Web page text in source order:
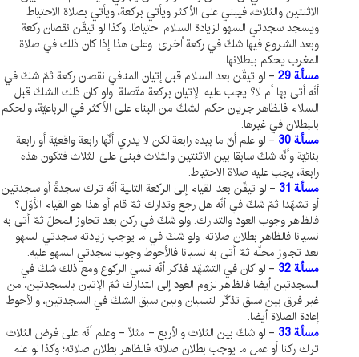
الاثنتين والثلاث، فيبني على الأكثر ويأتي بركعة، ويأتي بصلاة الاحتياط
ويسجد سجدتي السهو لزيادة السلام احتياطا. وكذا لو تيقّن نقصان ركعة
وبعد الشروع فيها شكّ في ركعة اُخرى. وعلى هذا إذا كان ذلك في صلاة
المغرب يحكم ببطلانها.
مسألة 29
- لو تيقّن بعد السلام قبل إتيان المنافي نقصان ركعة ثمّ شكّ في
أنّه أتى بها أم لا؟ يجب عليه الإتيان بركعة متّصلة. ولو كان ذلك الشكّ قبل
السلام فالظاهر جريان حكم الشكّ من البناء على الأكثر في الرباعيّة، والحكم
بالبطلان في غيرها.
مسألة 30
- لو علم أنّ ما بيده رابعة لكن لا يدري أنّها رابعة واقعيّة أو رابعة
بنائيّة وأنّه شكّ سابقا بين الاثنتين والثلاث فبنى على الثلاث فتكون هذه
رابعة، يجب عليه صلاة الاحتياط.
مسألة 31
- لو تيقّن بعد القيام إلى الركعة التالية أنّه ترك سجدةً أو سجدتين
أو تشهّدا ثمّ شكّ في أنّه هل رجع وتدارك ثمّ قام أو هذا هو القيام الأوّل؟
فالظاهر وجوب العود والتدارك. ولو شكّ في ركن بعد تجاوز المحلّ ثمّ أتى به
نسيانا فالظاهر بطلان صلاته. ولو شكّ في ما يوجب زيادته سجدتي السهو
بعد تجاوز محلّه ثمّ أتى به نسيانا فالأحوط وجوب سجدتي السهو عليه.
مسألة 32
- لو كان في التشهّد فذكر أنّه نسي الركوع ومع ذلك شكّ في
السجدتين أيضا فالظاهر لزوم العود إلى التدارك ثمّ الإتيان بالسجدتين، من
غير فرق بين سبق تذكّر النسيان وبين سبق الشكّ في السجدتين، والأحوط
إعادة الصلاة أيضا.
مسألة 33
- لو شكّ بين الثلاث والأربع - مثلاً - وعلم أنّه على فرض الثلاث
ترك ركنا أو عمل ما يوجب بطلان صلاته فالظاهر بطلان صلاته؛ وكذا لو علم